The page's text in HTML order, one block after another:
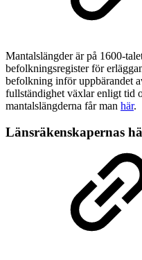
Mantalslängder är på 1600-
befolkningsregister för
befolkning inför uppbärandet
fullständighet växlar enligt tid
mantalslängderna får man här.
Länsräkenskapernas